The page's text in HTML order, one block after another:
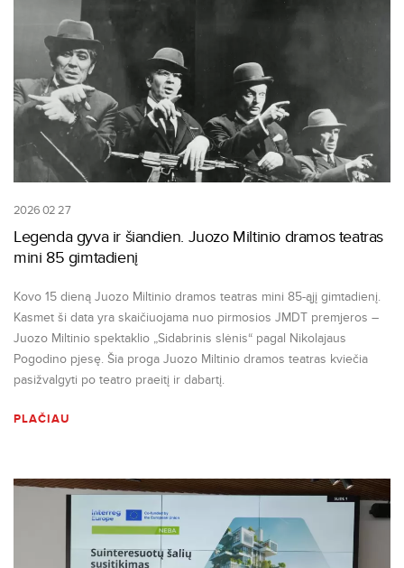
2026 02 27
Legenda gyva ir šiandien. Juozo Miltinio dramos teatras
mini 85 gimtadienį
Kovo 15 dieną Juozo Miltinio dramos teatras mini 85-ąjį gimtadienį.
Kasmet ši data yra skaičiuojama nuo pirmosios JMDT premjeros –
Juozo Miltinio spektaklio „Sidabrinis slėnis“ pagal Nikolajaus
Pogodino pjesę. Šia proga Juozo Miltinio dramos teatras kviečia
pasižvalgyti po teatro praeitį ir dabartį.
PLAČIAU